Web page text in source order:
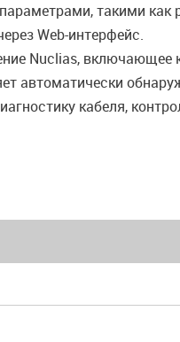
такими как
Web-интерфейс.
Nuclias,
автоматически
кабеля,